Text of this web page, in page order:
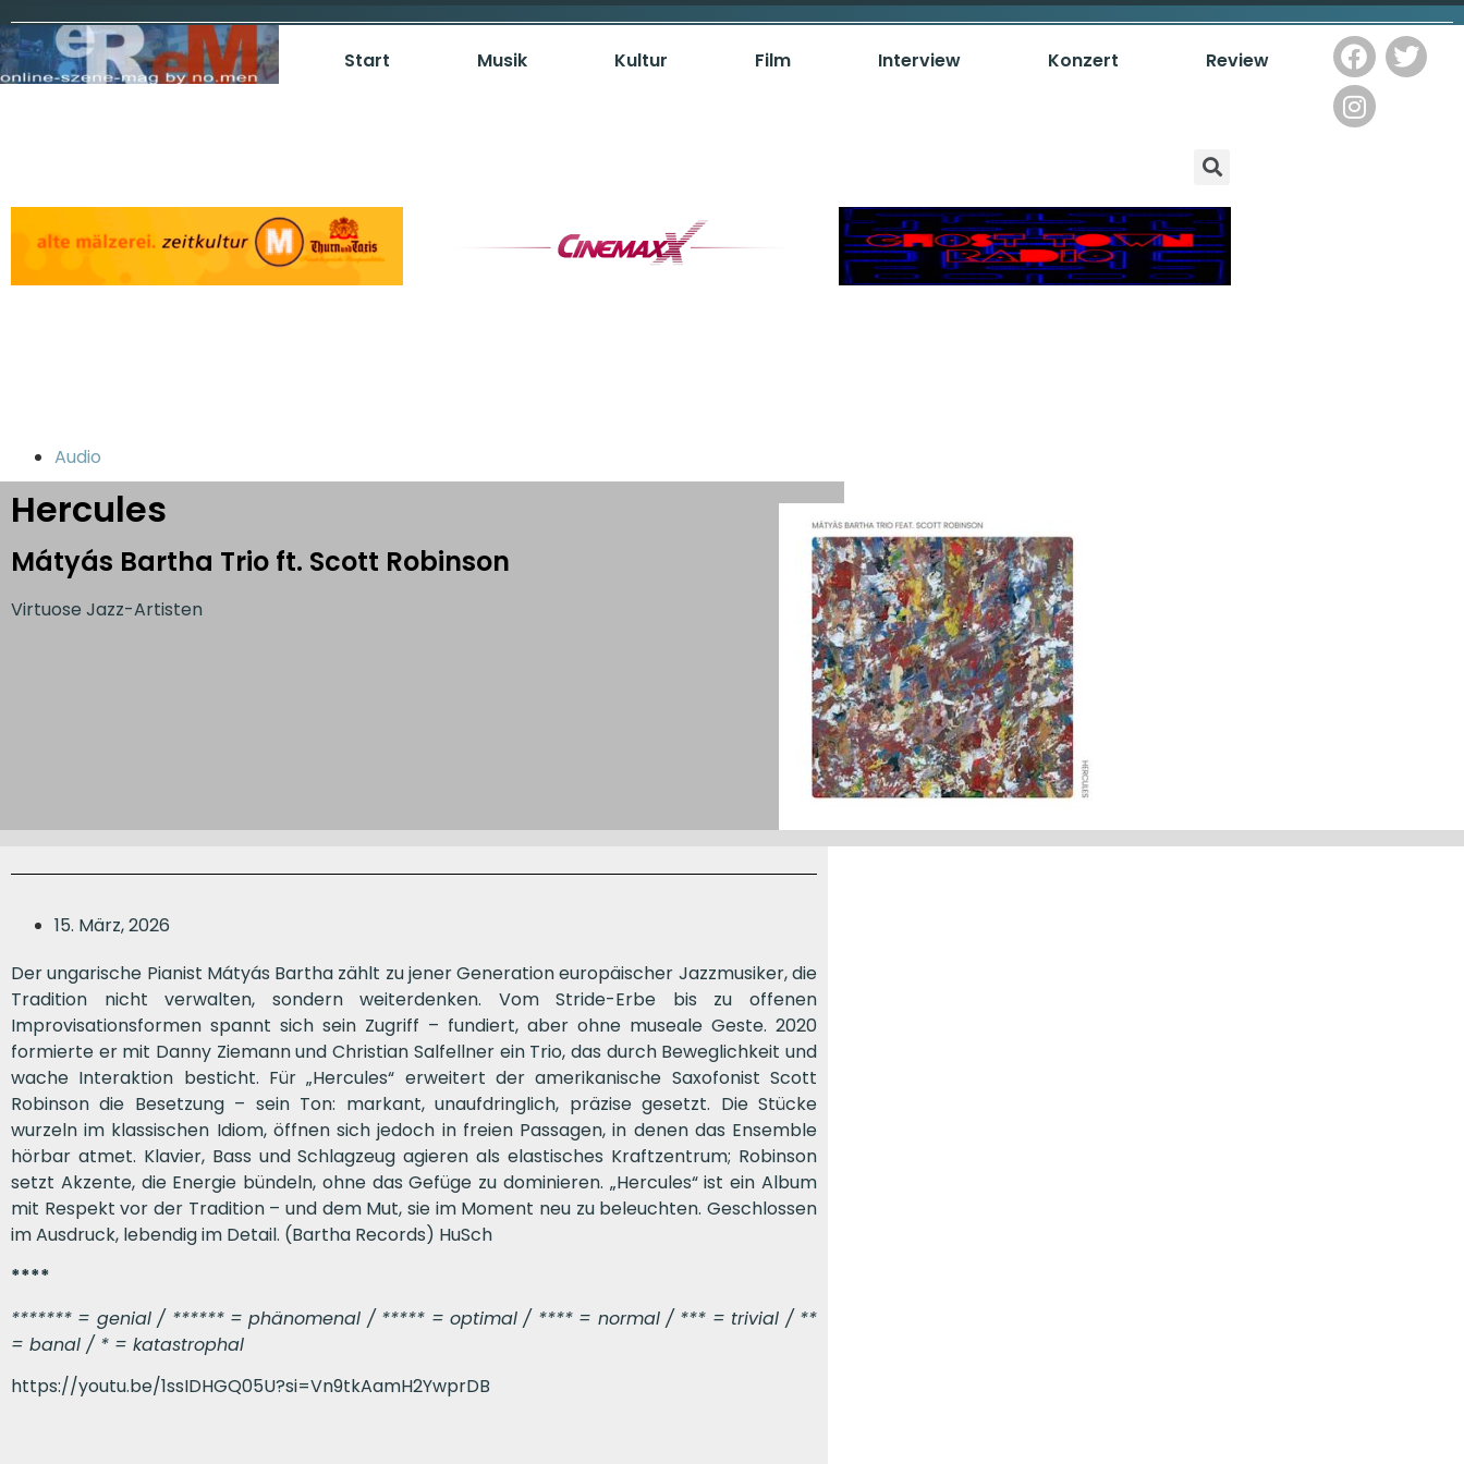
Start Musik Kultur Film Interview Konzert Review
Audio
Hercules
Mátyás Bartha Trio ft. Scott Robinson
Virtuose Jazz-Artisten
15. März, 2026
Der ungarische Pianist Mátyás Bartha zählt zu jener Generation europäischer Jazzmusiker, die
Tradition nicht verwalten, sondern weiterdenken. Vom Stride-Erbe bis zu offenen
Improvisationsformen spannt sich sein Zugriff – fundiert, aber ohne museale Geste. 2020
formierte er mit Danny Ziemann und Christian Salfellner ein Trio, das durch Beweglichkeit und
wache Interaktion besticht. Für „Hercules“ erweitert der amerikanische Saxofonist Scott
Robinson die Besetzung – sein Ton: markant, unaufdringlich, präzise gesetzt. Die Stücke
wurzeln im klassischen Idiom, öffnen sich jedoch in freien Passagen, in denen das Ensemble
hörbar atmet. Klavier, Bass und Schlagzeug agieren als elastisches Kraftzentrum; Robinson
setzt Akzente, die Energie bündeln, ohne das Gefüge zu dominieren. „Hercules“ ist ein Album
mit Respekt vor der Tradition – und dem Mut, sie im Moment neu zu beleuchten. Geschlossen
im Ausdruck, lebendig im Detail. (Bartha Records) HuSch
****
******* = genial / ****** = phänomenal / ***** = optimal / **** = normal / *** = trivial / **
= banal / * = katastrophal
https://youtu.be/1ssIDHGQ05U?si=Vn9tkAamH2YwprDB